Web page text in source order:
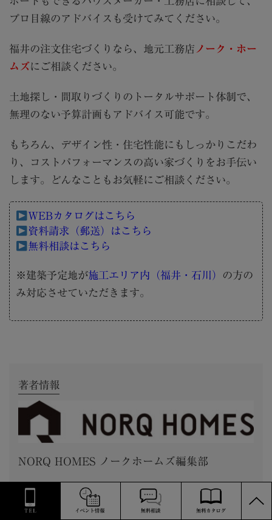
プロ目線のアドバイスも受けてみてください。
福井の注文住宅づくりなら、地元工務店 ノーク・ホー
ムズにご相談ください。
土地探し・間取りづくりのトータルサポート体制で、
無理のない予算計画もアドバイス可能です。
もちろん、デザイン性・住宅性能にもしっかりこだわ
り、コストパフォーマンスの高い家づくりをお手伝い
します。どんなこともお気軽にご相談ください。
WEBカタログはこちら
資料請求（郵送）はこちら
無料相談はこちら
※建築予定地が施工エリア内（福井・石川）
の方の
み対応させていただきます。
著者情報
NORQ HOMES ノークホームズ編集部
福井の高性能注文住宅を建てる工務店ノークホームズが、
家づくりに役立つ情報を発信しています。
TOP